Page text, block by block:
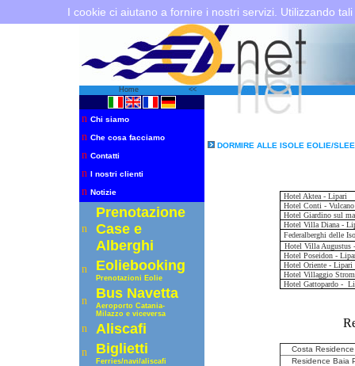
I cookie ci aiutano a fornire i nostri servizi. Utilizzando
Home <<
n Chi siamo
n Che cosa facciamo
n Contatti
n I nostri clienti
n Notizie
n
Prenotazione
Case e
Alberghi
n Eoliebooking
Prenotazioni Eolie
n Bus Navetta
Aeroporto Catania-
Milazzo e viceversa
n Aliscafi
n Biglietti
Ferries/navi/aliscafi
DORMIRE ALLE ISOLE EOLIE/
Hotel Aktea - Lipari
Hotel Conti - Vulcano
Hotel Giardino sul
Hotel Villa Diana -
Federalberghi delle
Hotel Villa Augustus
Hotel Poseidon -
Hotel Oriente - Lipari
Hotel Villaggio
Hotel Gattopardo -
Costa
Residence Baia